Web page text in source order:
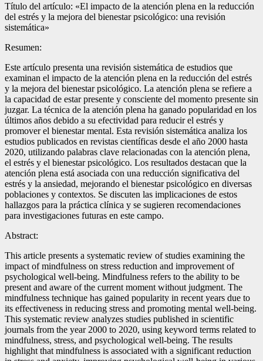
Título del artículo: «El impacto de la atención plena en la reducción
del estrés y la mejora del bienestar psicológico: una revisión
sistemática»
Resumen:
Este artículo presenta una revisión sistemática de estudios que
examinan el impacto de la atención plena en la reducción del estrés
y la mejora del bienestar psicológico. La atención plena se refiere a
la capacidad de estar presente y consciente del momento presente sin
juzgar. La técnica de la atención plena ha ganado popularidad en los
últimos años debido a su efectividad para reducir el estrés y
promover el bienestar mental. Esta revisión sistemática analiza los
estudios publicados en revistas científicas desde el año 2000 hasta
2020, utilizando palabras clave relacionadas con la atención plena,
el estrés y el bienestar psicológico. Los resultados destacan que la
atención plena está asociada con una reducción significativa del
estrés y la ansiedad, mejorando el bienestar psicológico en diversas
poblaciones y contextos. Se discuten las implicaciones de estos
hallazgos para la práctica clínica y se sugieren recomendaciones
para investigaciones futuras en este campo.
Abstract:
This article presents a systematic review of studies examining the
impact of mindfulness on stress reduction and improvement of
psychological well-being. Mindfulness refers to the ability to be
present and aware of the current moment without judgment. The
mindfulness technique has gained popularity in recent years due to
its effectiveness in reducing stress and promoting mental well-being.
This systematic review analyzes studies published in scientific
journals from the year 2000 to 2020, using keyword terms related to
mindfulness, stress, and psychological well-being. The results
highlight that mindfulness is associated with a significant reduction